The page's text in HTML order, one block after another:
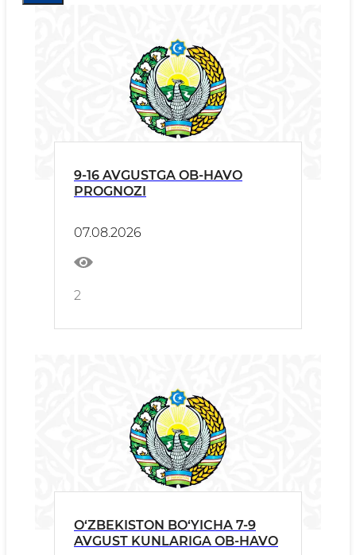
9-16 AVGUSTGA OB-HAVO
PROGNOZI
07.08.2026
2
O‘ZBEKISTON BO‘YICHA 7-9
AVGUST KUNLARIGA OB-HAVO